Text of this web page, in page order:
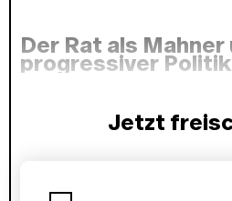
Der Rat als Mahner
progressiver
Jetzt